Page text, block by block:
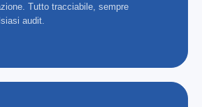
Tutto tracciabile, sempre
audit.